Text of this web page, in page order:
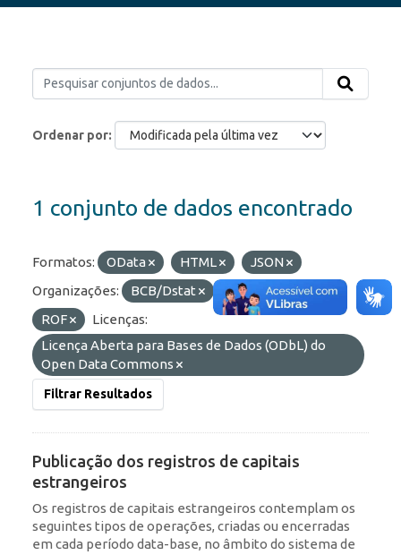
Ordenar por
1 conjunto de dados encontrado
Formatos: OData HTML
JSON
Organizações:
BCB/Dstat Etiquetas:
RDE
ROF
Licenças:
Licença Aberta para Bases de Dados (ODbL) do
Open Data Commons
Filtrar Resultados
Publicação dos registros de capitais
estrangeiros
Os registros de capitais estrangeiros contemplam os
seguintes tipos de operações, criadas ou encerradas
em cada período data-base, no âmbito do sistema de